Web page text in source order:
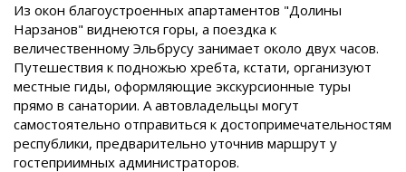
Из окон благоустроенных апартаментов "Долины
Нарзанов" виднеются горы, а поездка к
величественному Эльбрусу занимает около двух часов.
Путешествия к подножью хребта, кстати, организуют
местные гиды, оформляющие экскурсионные туры
прямо в санатории. А автовладельцы могут
самостоятельно отправиться к достопримечательностям
республики, предварительно уточнив маршрут у
гостеприимных администраторов.